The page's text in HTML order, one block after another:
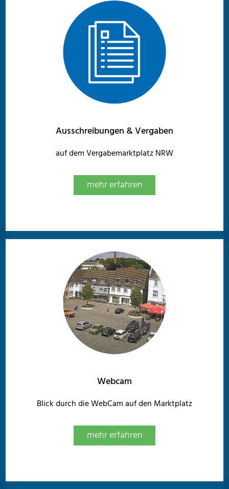
Ausschreibungen & Vergaben
auf dem Vergabemarktplatz NRW
mehr erfahren
Webcam
Blick durch die WebCam auf den Marktplatz
mehr erfahren